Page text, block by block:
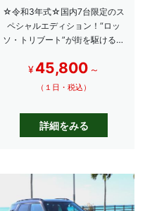
☆令和3年式☆国内7台限定のス
ペシャルエディション！“ロッ
ソ・トリブート”が街を駆ける。
¥45,800 ～
（１日・税込）
詳細をみる